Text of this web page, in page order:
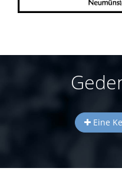
Eine